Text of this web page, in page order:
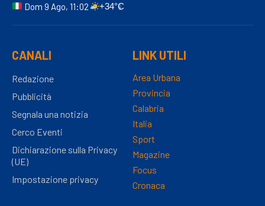
Dom 9 Ago, 11:02 +34°C
CANALI
Redazione
Pubblicità
Segnala una notizia
Cerco Eventi
Dichiarazione sulla Privacy
(UE)
Impostazione privacy
LINK UTILI
Area Urbana
Provincia
Calabria
Italia
Sport
Magazine
Focus
Cronaca